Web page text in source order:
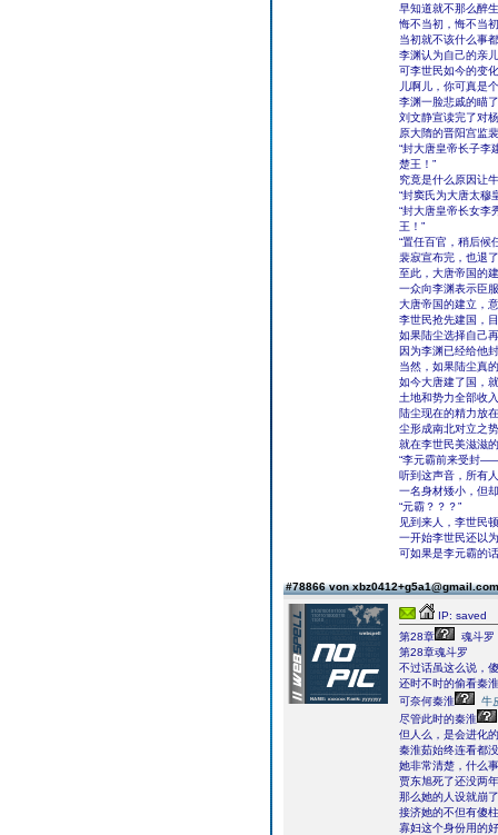
早知道就不那么醉
悔不当初，悔不当
当初就不该什么事
李渊认为自己的亲
可李世民如今的变
儿啊儿，你可真是
李渊一脸悲戚的瞄
刘文静宣读完了对
原大隋的晋阳宫监
“封大唐皇帝长子李
楚王！”
究竟是什么原因让
“封窦氏为大唐太
“封大唐皇帝长女李
王！”
“置任百官，稍后候
裴寂宣布完，也退
至此，大唐帝国的
一众向李渊表示臣
大唐帝国的建立，
李世民抢先建国，
如果陆尘选择自己
因为李渊已经给他
当然，如果陆尘真
如今大唐建了国，
土地和势力全部收
陆尘现在的精力放
尘形成南北对立之
就在李世民美滋滋
“李元霸前来受封
听到这声音，所有
一名身材矮小，但
“元霸？？？”
见到来人，李世民
一开始李世民还以
可如果是李元霸的
#78866 von
IP: saved
第28章
魂斗罗
第28章魂斗罗
不过话虽这么说，
还时不时的偷看秦
可奈何秦淮
牛
尽管此时的秦淮
但人么，是会进化
秦淮茹始终连看都
她非常清楚，什么
贾东旭死了还没两
那么她的人设就崩
接济她的不但有傻
寡妇这个身份用的